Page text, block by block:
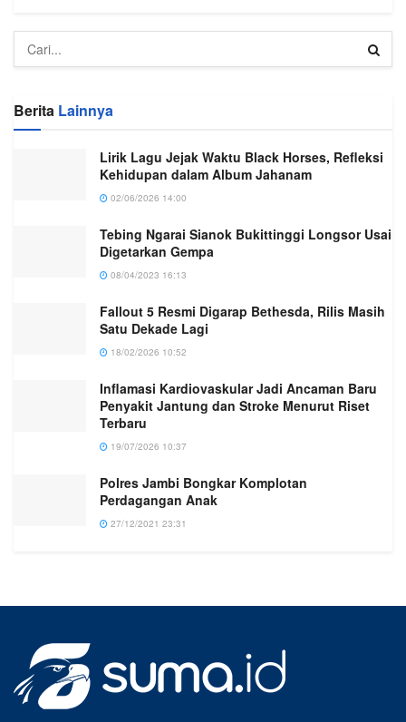
Berita Lainnya
Lirik Lagu Jejak Waktu Black Horses, Refleksi
Kehidupan dalam Album Jahanam
02/06/2026 14:00
Tebing Ngarai Sianok Bukittinggi Longsor Usai
Digetarkan Gempa
08/04/2023 16:13
Fallout 5 Resmi Digarap Bethesda, Rilis Masih
Satu Dekade Lagi
18/02/2026 10:52
Inflamasi Kardiovaskular Jadi Ancaman Baru
Penyakit Jantung dan Stroke Menurut Riset
Terbaru
19/07/2026 10:37
Polres Jambi Bongkar Komplotan
Perdagangan Anak
27/12/2021 23:31